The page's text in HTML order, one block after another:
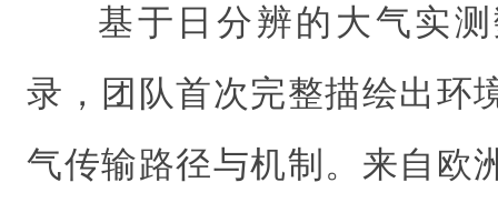
基于日分辨的大气实
录，团队首次完整描绘出环
气传输路径与机制。来自欧